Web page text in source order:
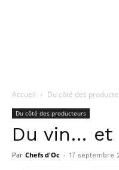
Accueil Du côté des
Du côté des producteurs
Du vin… et
Par Chefs d'Oc - 17 septembre